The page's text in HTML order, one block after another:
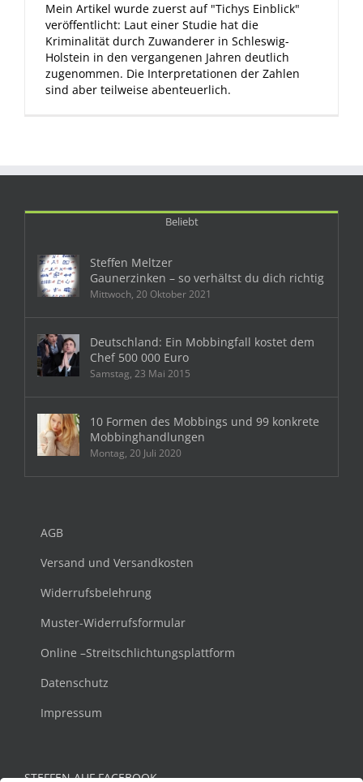
Mein Artikel wurde zuerst auf "Tichys Einblick"
veröffentlicht: Laut einer Studie hat die
Kriminalität durch Zuwanderer in Schleswig-
Holstein in den vergangenen Jahren deutlich
zugenommen. Die Interpretationen der Zahlen
sind aber teilweise abenteuerlich.
Beliebt
Steffen Meltzer
Gaunerzinken – so verhältst du dich richtig
Mittwoch, 20 Oktober 2021
Deutschland: Ein Mobbingfall kostet dem
Chef 500 000 Euro
Samstag, 23 Mai 2015
10 Formen des Mobbings und 99 konkrete
Mobbinghandlungen
Montag, 20 Juli 2020
AGB
Versand und Versandkosten
Widerrufsbelehrung
Muster-Widerrufsformular
Online –Streitschlichtungsplattform
Datenschutz
Impressum
STEFFEN AUF FACEBOOK